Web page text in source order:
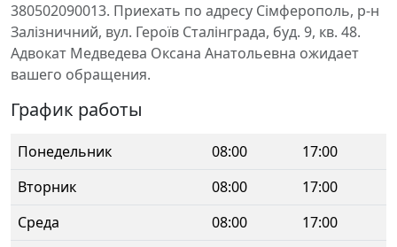
380502090013. Приехать по адресу Сімферополь, р-н
Залізничний, вул. Героїв Сталінграда, буд. 9, кв. 48.
Адвокат Медведева Оксана Анатольевна ожидает
вашего обращения.
График работы
Понедельник 08:00
17:00
Вторник
08:00
17:00
Среда
08:00
17:00